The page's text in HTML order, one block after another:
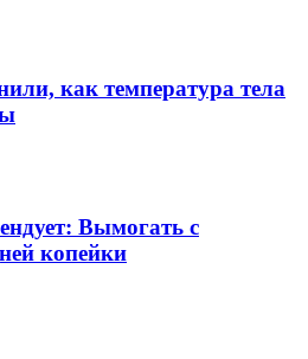
как температура тела
Вымогать с
копейки